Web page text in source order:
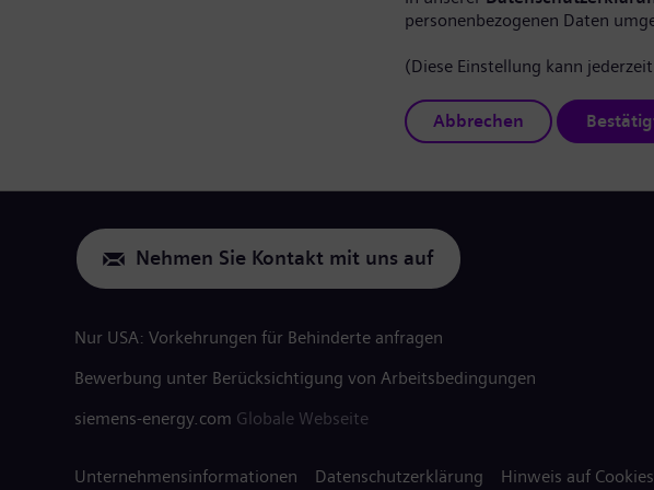
personenbezogenen Daten
(Diese Einstellung kann
Abbrechen
Nehmen Sie Kontakt mit uns auf
Nur USA: Vorkehrungen für Behinderte anfragen
Bewerbung unter Berücksichtigung von Arbeitsbedingungen
siemens-energy.com Globale Webseite
Unternehmensinformationen Datenschutzerklärung Hinweis auf Cookies